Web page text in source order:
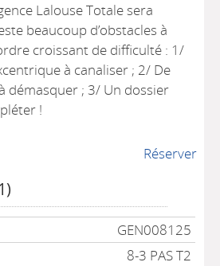
Lalouse Totale sera
beaucoup d’obstacles à
croissant de difficulté : 1/
à canaliser ; 2/ De
démasquer ; 3/ Un dossier
!
Réserver
GEN008125
8-3 PAS T2